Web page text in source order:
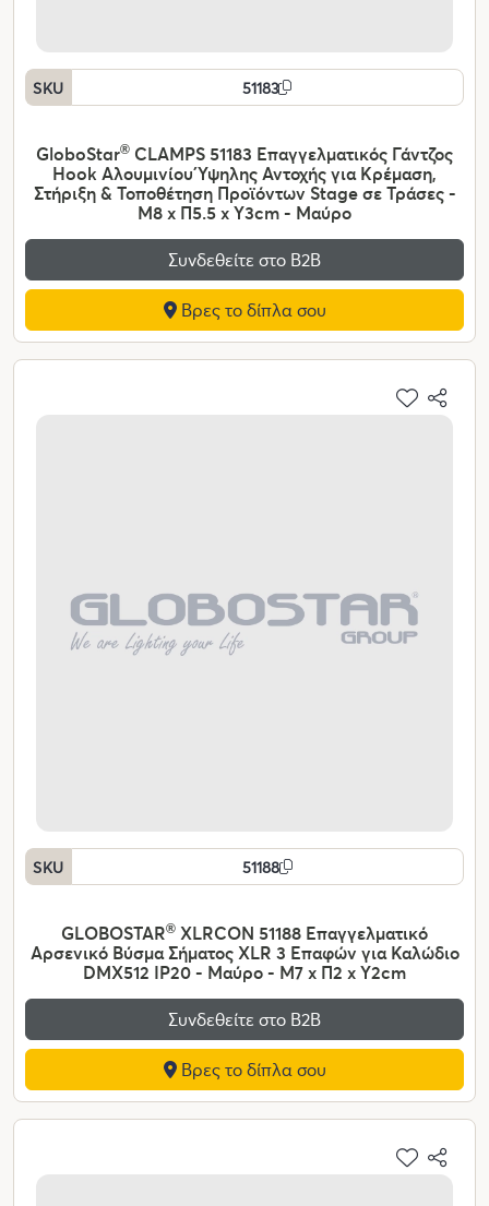
SKU 51183
GloboStar® CLAMPS 51183 Επαγγελματικός Γάντζος
Hook Αλουμινίου Ύψηλης Αντοχής για Κρέμαση,
Στήριξη & Τοποθέτηση Προϊόντων Stage σε Τράσες -
Μ8 x Π5.5 x Υ3cm - Μαύρο
Συνδεθείτε στο Β2Β
Βρες το δίπλα σου
SKU 51188
GLOBOSTAR® XLRCON 51188 Επαγγελματικό
Αρσενικό Βύσμα Σήματος XLR 3 Επαφών για Καλώδιο
DMX512 IP20 - Μαύρο - Μ7 x Π2 x Υ2cm
Συνδεθείτε στο Β2Β
Βρες το δίπλα σου